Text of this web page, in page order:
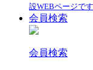
設WEBページです
会員検索
会員検索